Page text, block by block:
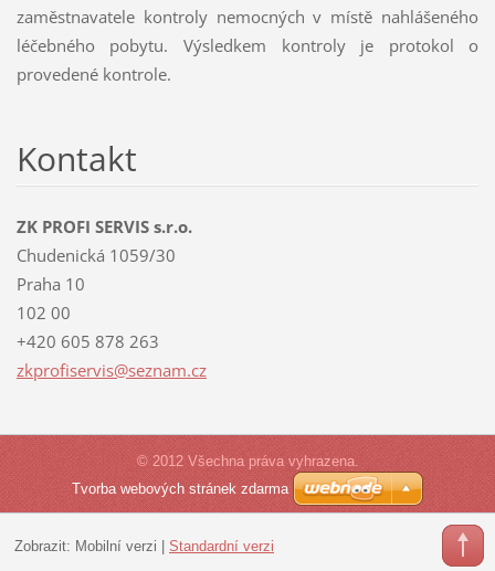
zaměstnavatele kontroly nemocných v místě nahlášeného
léčebného pobytu. Výsledkem kontroly je protokol o
provedené kontrole.
Kontakt
ZK PROFI SERVIS s.r.o.
Chudenická 1059/30
Praha 10
102 00
+420 605 878 263
zkprofiservis@seznam.cz
© 2012 Všechna práva vyhrazena.
Tvorba webových stránek zdarma
Zobrazit: Mobilní verzi Standardní verzi